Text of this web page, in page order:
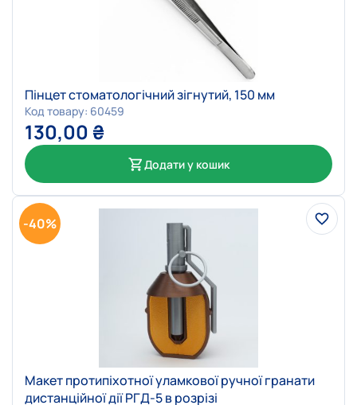
Пінцет стоматологічний зігнутий, 150 мм
Код товару: 60459
130,00 ₴
Додати у кошик
-40%
Макет протипіхотної уламкової ручної гранати
дистанційної дії РГД-5 в розрізі